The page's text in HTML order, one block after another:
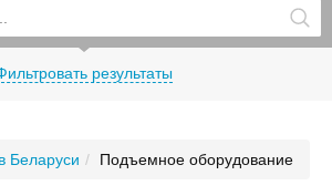
результаты
Беларуси Подъемное оборудование